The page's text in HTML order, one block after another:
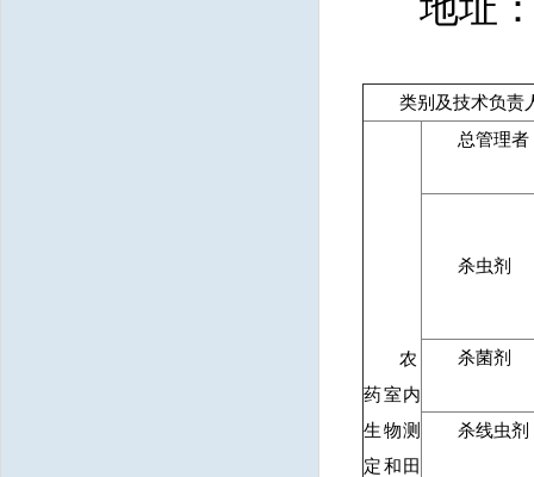
类别及技术负责
农
药室内
生物测
定和田
总管理者
杀虫剂
杀菌剂
杀线虫剂